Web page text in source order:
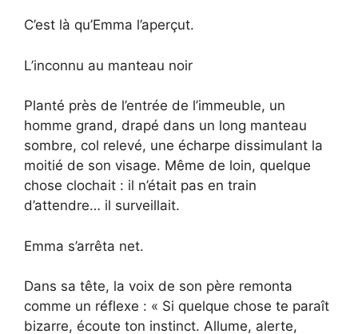
C’est là qu’Emma l’aperçut.
L’inconnu au manteau noir
Planté près de l’entrée de l’immeuble, un
homme grand, drapé dans un long manteau
sombre, col relevé, une écharpe dissimulant la
moitié de son visage. Même de loin, quelque
chose clochait : il n’était pas en train
d’attendre… il surveillait.
Emma s’arrêta net.
Dans sa tête, la voix de son père remonta
comme un réflexe : « Si quelque chose te paraît
bizarre, écoute ton instinct. Allume, alerte,